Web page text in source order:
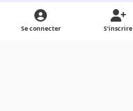
Light ModeDark ModeSystem Preference
Se connecter S’inscrire